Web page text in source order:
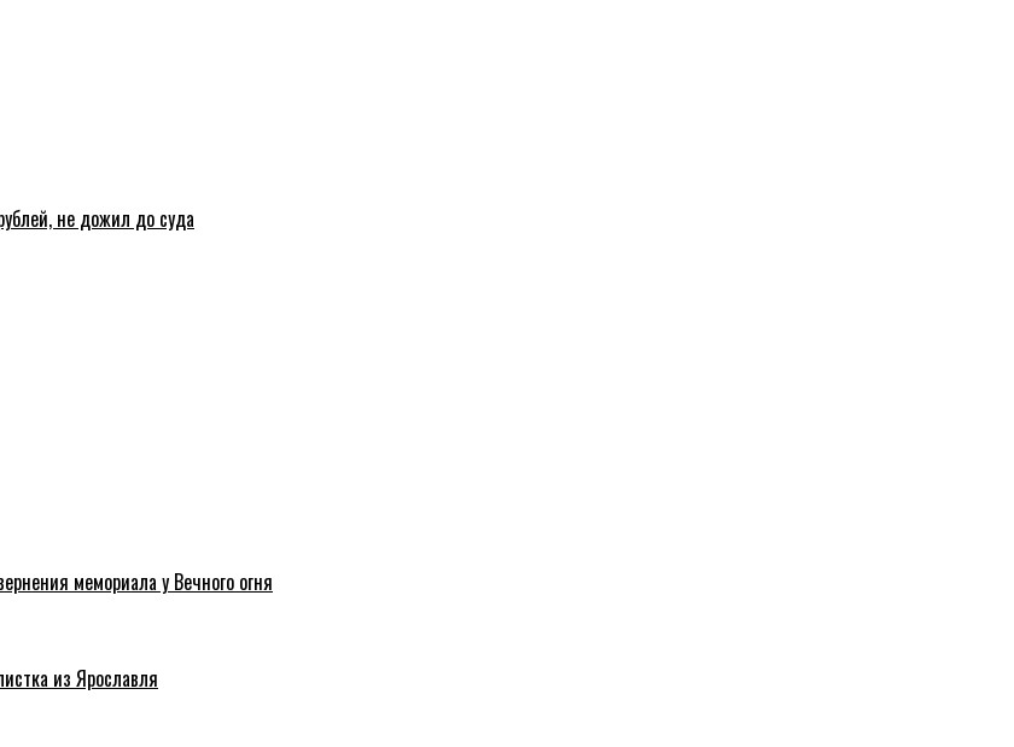
не дожил до суда
мемориала у Вечного огня
из Ярославля